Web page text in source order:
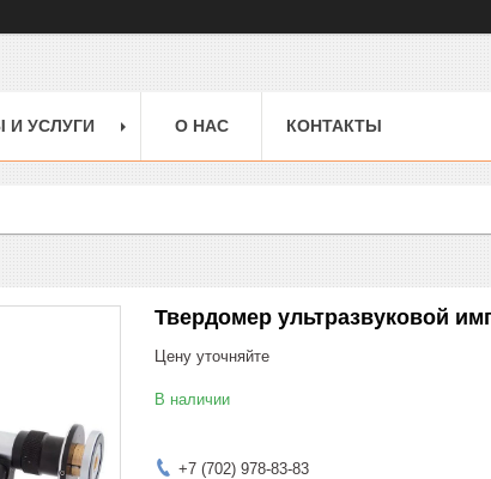
И УСЛУГИ О НАС КОНТАКТЫ
Твердомер ультразвуковой
Цену уточняйте
В наличии
+7 (702) 978-83-83